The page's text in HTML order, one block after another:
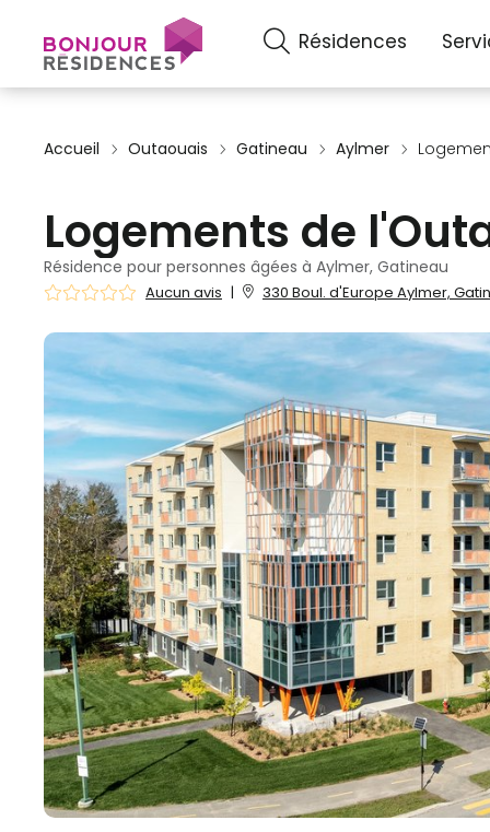
Résidences
Accueil Outaouais Gatineau Aylmer
Logements de
Résidence pour personnes âgées à Aylmer, Gatineau
Aucun avis | 330 Boul. d'Europe Aylmer,